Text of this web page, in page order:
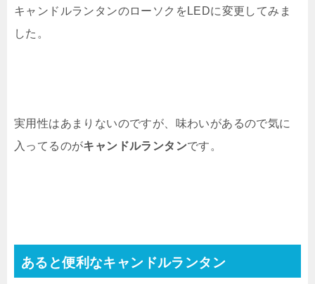
キャンドルランタンのローソクをLEDに変更してみま
した。
実用性はあまりないのですが、味わいがあるので気に
入ってるのがキャンドルランタンです。
あると便利なキャンドルランタン